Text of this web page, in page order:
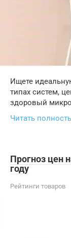
Ищете
типах систем,
здоровый
Читать
Прогноз цен
году
Рейтинги товаров